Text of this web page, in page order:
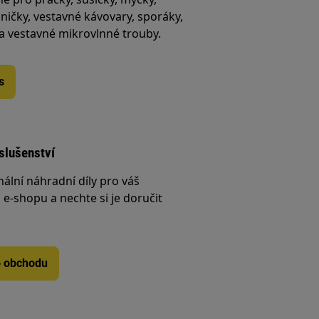
vestavné kávovary, sporáky,
vestavné mikrovlnné trouby.
náhradní díly pro váš
shopu a nechte si je doručit
obchodu